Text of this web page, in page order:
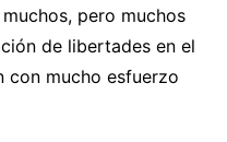
pero muchos
de libertades en el
mucho esfuerzo